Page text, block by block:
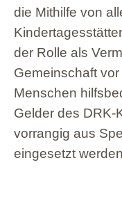
die Mithilfe von
der Rolle als
Gemeinschaft
Menschen
Gelder des DRK-
vorrangig aus
eingesetzt